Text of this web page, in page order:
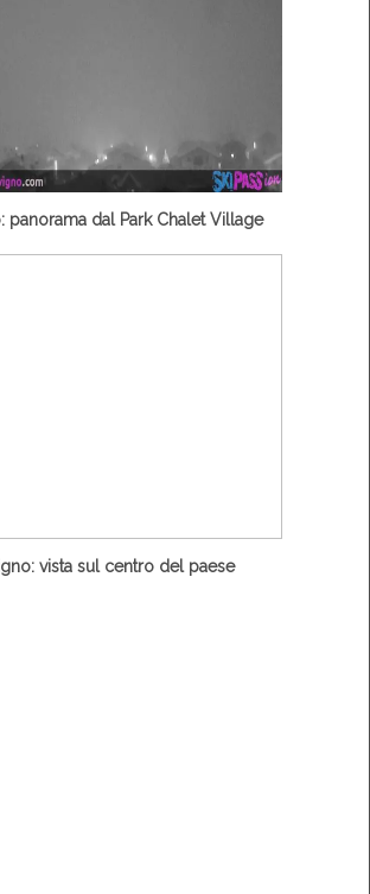
panorama dal Park Chalet Village
vista sul centro del paese